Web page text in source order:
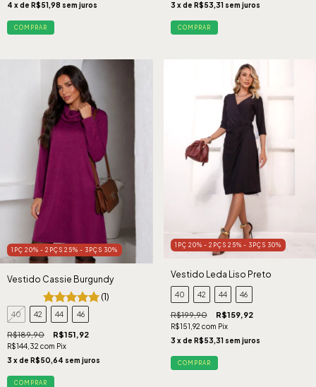
4 x de R$51,98 sem juros
COMPRAR
3 x de R$53,31 sem juros
COMPRAR
1PÇ 20% - 2PÇS 25% - 3PÇS 30%
Vestido Cassie Burgundy
(1)
40 42 44 46
R$189,90 R$151,92
R$144,32 com Pix
3 x de R$50,64 sem juros
COMPRAR
1PÇ 20% - 2PÇS 25% - 3PÇS 30%
Vestido Leda Liso Preto
40 42 44 46
R$199,90 R$159,92
R$151,92 com Pix
3 x de R$53,31 sem juros
COMPRAR